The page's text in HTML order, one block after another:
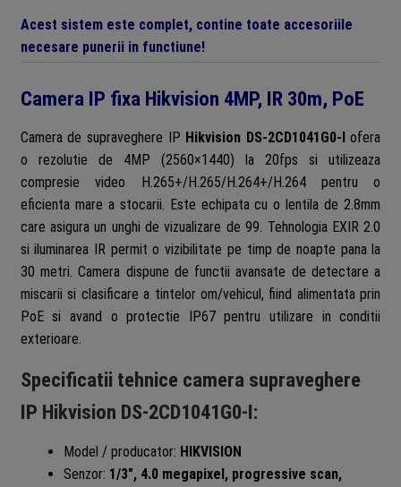
Acest sistem este complet, contine toate accesoriile
necesare punerii in functiune!
Camera IP fixa Hikvision 4MP, IR 30m, PoE
Camera de supraveghere IP Hikvision DS-2CD1041G0-I ofera
o rezolutie de 4MP (2560×1440) la 20fps si utilizeaza
compresie video H.265+/H.265/H.264+/H.264 pentru o
eficienta mare a stocarii. Este echipata cu o lentila de 2.8mm
care asigura un unghi de vizualizare de 99. Tehnologia EXIR 2.0
si iluminarea IR permit o vizibilitate pe timp de noapte pana la
30 metri. Camera dispune de functii avansate de detectare a
miscarii si clasificare a tintelor om/vehicul, fiind alimentata prin
PoE si avand o protectie IP67 pentru utilizare in conditii
exterioare.
Specificatii tehnice camera supraveghere
IP Hikvision DS-2CD1041G0-I:
Model / producator: HIKVISION
Senzor: 1/3″, 4.0 megapixel, progressive scan,